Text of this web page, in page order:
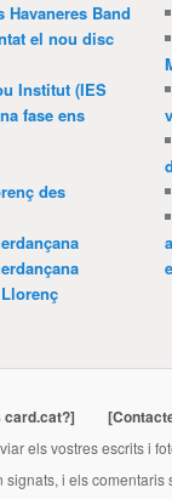
Band
el nou disc
Institut (IES
fase ens
des
card.cat?]
els vostres escrits i
signats, i els